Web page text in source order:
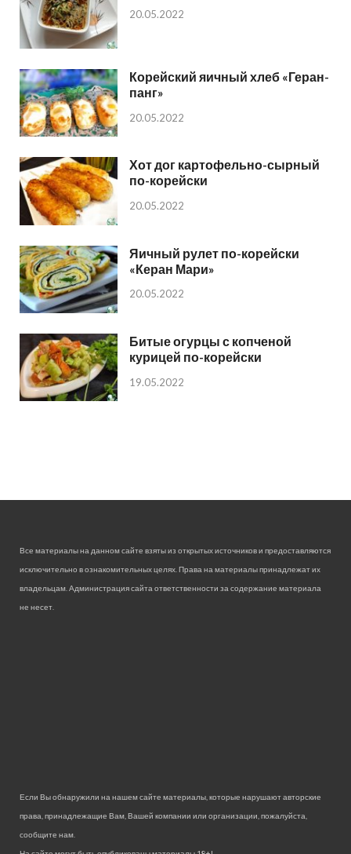
20.05.2022
Корейский яичный хлеб «Геран-
панг»
20.05.2022
Хот дог картофельно-сырный
по-корейски
20.05.2022
Яичный рулет по-корейски
«Керан Мари»
20.05.2022
Битые огурцы с копченой
курицей по-корейски
19.05.2022
Все материалы на данном сайте взяты из открытых источников и предоставляются
исключительно в ознакомительных целях. Права на материалы принадлежат их
владельцам. Администрация сайта ответственности за содержание материала
не несет.
Если Вы обнаружили на нашем сайте материалы, которые нарушают авторские
права, принадлежащие Вам, Вашей компании или организации, пожалуйста,
сообщите нам.